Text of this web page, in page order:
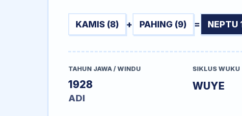
KAMIS (8) + PAHING (9) = NEPTU
TAHUN JAWA / WINDU
1928
ADI
SIKLUS WUKU
WUYE